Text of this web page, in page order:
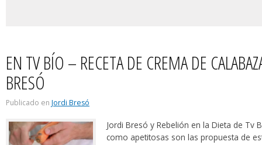
EN TV BÍO – RECETA DE CREMA DE
BRESÓ
Publicado en Jordi Bresó
Jordi Bresó y Rebelión en la Dieta de Tv
como apetitosas son las propuesta de